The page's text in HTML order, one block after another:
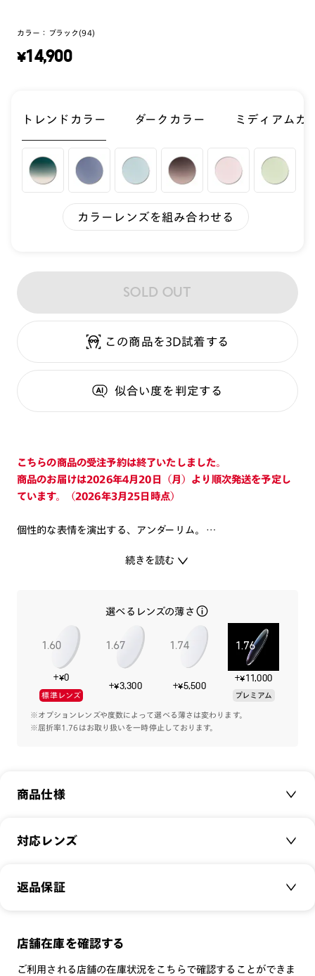
カラー： ブラック(94)
¥14,900
トレンドカラー ダークカラー ミディアムカ
カラーレンズを組み合わせる
SOLD OUT
この商品を3D試着する
似合い度を判定する
こちらの商品の受注予約は終了いたしました。
商品のお届けは2026年4月20日（月）より順次発送を予定し
ています。（2026年3月25日時点）
個性的な表情を演出する、アンダーリム。
“花”のモチーフを添えて、ふわりと儚い余韻を。
チェンソーマンの“スターターロープ”付きオリジナルケースと
ポチタデザインのメガネ拭きが付属します。
【注意事項】
・JINSオンラインショップでのご予約には、JINSアカウント登
録が必要です。
・ 商品の発送は上記期間を予定していますが、天候や交通事
・JINSオンラインショップからの配送は日本国内のみとなり、
・JAFクーポン・お誕生日クーポン・マイレージクーポンはご
使用可能です。
「コンビニ受け取り」「店舗受け取り」「日時指定」はできま
す。
・本商品は数量限定のため、予約受付期間内であっても予定数
続きを読む
選べるレンズの薄さ
+¥0
標準レンズ
+¥3,300 +¥5,500
+¥11,000
プレミアム
※オプションレンズや度数によって選べる薄さは変わります。
※屈折率1.76はお取り扱いを一時停止しております。
商品仕様
商品名：
サイズ：
シリーズ： TODAY
性別： MEN
対応レンズ
クリアレンズ（常用・老眼鏡用）
JINS SCREEN
返品保証
メガネの度数が合わなくなっても、
店舗在庫を確認する
ご利用される店舗の在庫状況をこちらで確認することができま